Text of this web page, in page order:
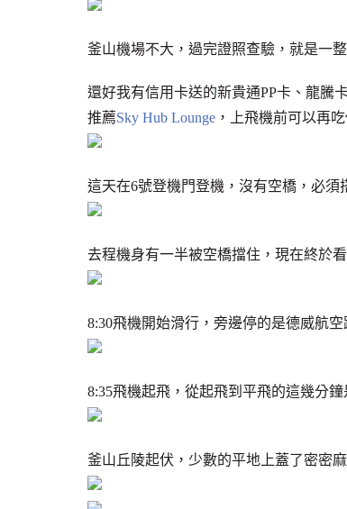
釜山機場不大，過完證照查驗，就是一
還好我有信用卡送的新貴通PP卡、龍騰
推薦Sky Hub Lounge ，上飛機前可以再
這天在6號登機門登機，沒有空橋，必須
去程機身有一半被空橋擋住，現在終於看
8:30飛機開始滑行，旁邊停的是德威航
8:35飛機起飛，從起飛到平飛的這幾分
釜山丘陵起伏，少數的平地上蓋了密密